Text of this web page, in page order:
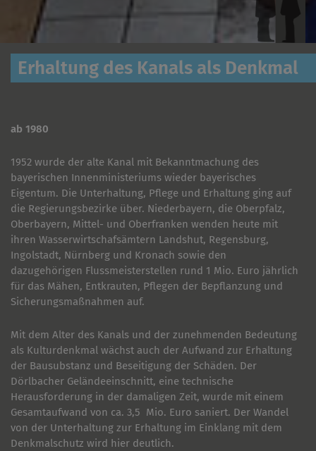
Erhaltung des Kanals als Denkmal
ab 1980
1952 wurde der alte Kanal mit Bekanntmachung des
bayerischen Innenministeriums wieder bayerisches
Eigentum. Die Unterhaltung, Pflege und Erhaltung ging auf
die Regierungsbezirke über. Niederbayern, die Oberpfalz,
Oberbayern, Mittel- und Oberfranken wenden heute mit
ihren Wasserwirtschafsämtern Landshut, Regensburg,
Ingolstadt, Nürnberg und Kronach sowie den
dazugehörigen Flussmeisterstellen rund 1 Mio. Euro jährlich
für das Mähen, Entkrauten, Pflegen der Bepflanzung und
Sicherungsmaßnahmen auf.
Mit dem Alter des Kanals und der zunehmenden Bedeutung
als Kulturdenkmal wächst auch der Aufwand zur Erhaltung
der Bausubstanz und Beseitigung der Schäden. Der
Dörlbacher Geländeeinschnitt, eine technische
Herausforderung in der damaligen Zeit, wurde mit einem
Gesamtaufwand von ca. 3,5 Mio. Euro saniert. Der Wandel
von der Unterhaltung zur Erhaltung im Einklang mit dem
Denkmalschutz wird hier deutlich.